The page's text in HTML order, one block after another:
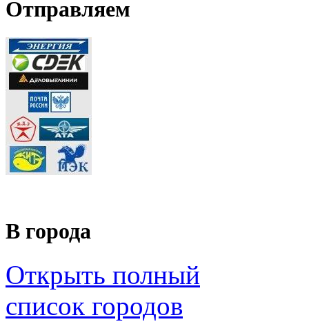
Отправляем
В города
Открыть полный
список городов